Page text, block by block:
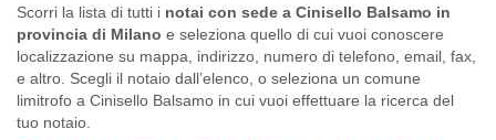
Scorri la lista di tutti i notai con sede a Cinisello Balsamo in
provincia di Milano e seleziona quello di cui vuoi conoscere
localizzazione su mappa, indirizzo, numero di telefono, email, fax,
e altro. Scegli il notaio dall’elenco, o seleziona un comune
limitrofo a Cinisello Balsamo in cui vuoi effettuare la ricerca del
tuo notaio.